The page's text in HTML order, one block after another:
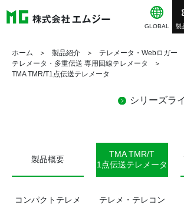
GLOBAL 製
ホーム 製品紹介
テレメータ・Webロガー
テレメータ・多重伝送 専用回線テレメータ
TMA TMR/T1点伝送テレメータ
シリーズラ
製品概要
TMA TMR/T
1点伝送テレメータ
コンパクトテレメ
テレメ・テレコン